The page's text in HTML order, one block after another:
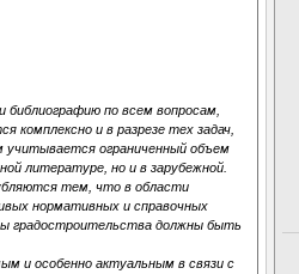
по всем вопросам,
комплексно и в разрезе тех задач,
ограниченный объем
литературе, но и в зарубежной.
тем, что в области
нормативных и справочных
градостроительства должны быть
и особенно актуальным в связи с